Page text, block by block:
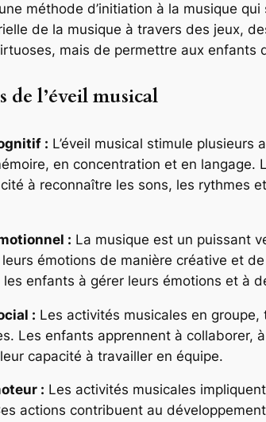
méthode d’initiation à la musique
de la musique à travers des jeux,
mais de permettre aux
de l’éveil musical
: L’éveil musical stimule
en concentration et en
à reconnaître les sons, les rythmes
: La musique est un puissant
leurs émotions de manière créative et
enfants à gérer leurs émotions et à
: Les activités musicales en
Les enfants apprennent à collaborer,
capacité à travailler en équipe.
: Les activités musicales
actions contribuent au